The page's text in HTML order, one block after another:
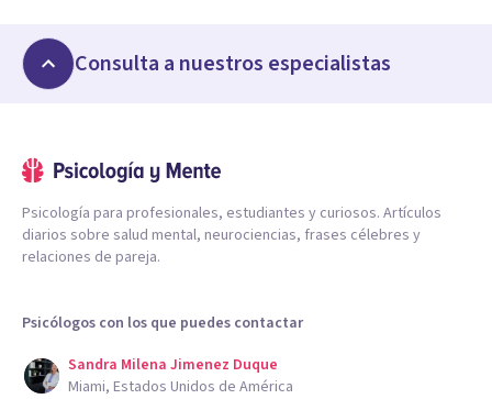
Consulta a nuestros especialistas
Psicología para profesionales, estudiantes y curiosos. Artículos
diarios sobre salud mental, neurociencias, frases célebres y
relaciones de pareja.
Psicólogos con los que puedes contactar
Sandra Milena Jimenez Duque
Miami, Estados Unidos de América